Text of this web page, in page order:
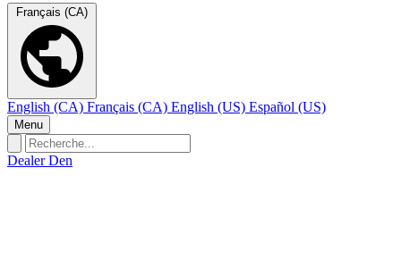
Français (CA)
English (CA) Français (CA) English (US) Español (US)
Menu
Dealer Den